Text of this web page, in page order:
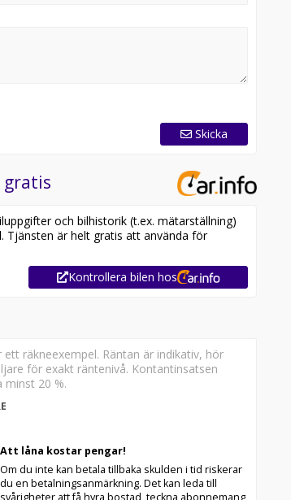
Skicka
gratis
och bilhistorik (t.ex. mätarställning)
Tjänsten är helt gratis att använda för
Kontrollera bilen hos
räkneexempel. Räntan är indikativ, hör
för exakt räntenivå. Kontantinsatsen
minst 20 %.
Att låna kostar pengar!
Om du inte kan betala tillbaka skulden i tid riskerar
du en betalningsanmärkning. Det kan leda till